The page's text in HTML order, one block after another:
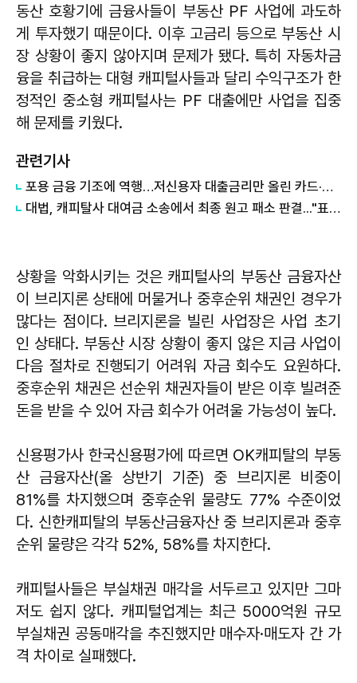
동산 호황기에 금융사들이 부동산 PF 사업에 과도하
게 투자했기 때문이다. 이후 고금리 등으로 부동산 시
장 상황이 좋지 않아지며 문제가 됐다. 특히 자동차금
융을 취급하는 대형 캐피털사들과 달리 수익구조가 한
정적인 중소형 캐피털사는 PF 대출에만 사업을 집중
해 문제를 키웠다.
관련기사
포용 금융 기조에 역행…저신용자 대출금리만 올린 카드·캐피탈사
대법, 캐피탈사 대여금 소송에서 최종 원고 패소 판결..."표현대리책임 인정 안돼"
상황을 악화시키는 것은 캐피털사의 부동산 금융자산
이 브리지론 상태에 머물거나 중후순위 채권인 경우가
많다는 점이다. 브리지론을 빌린 사업장은 사업 초기
인 상태다. 부동산 시장 상황이 좋지 않은 지금 사업이
다음 절차로 진행되기 어려워 자금 회수도 요원하다.
중후순위 채권은 선순위 채권자들이 받은 이후 빌려준
돈을 받을 수 있어 자금 회수가 어려울 가능성이 높다.
신용평가사 한국신용평가에 따르면 OK캐피탈의 부동
산 금융자산(올 상반기 기준) 중 브리지론 비중이
81%를 차지했으며 중후순위 물량도 77% 수준이었
다. 신한캐피탈의 부동산금융자산 중 브리지론과 중후
순위 물량은 각각 52%, 58%를 차지한다.
캐피털사들은 부실채권 매각을 서두르고 있지만 그마
저도 쉽지 않다. 캐피털업계는 최근 5000억원 규모
부실채권 공동매각을 추진했지만 매수자·매도자 간 가
격 차이로 실패했다.